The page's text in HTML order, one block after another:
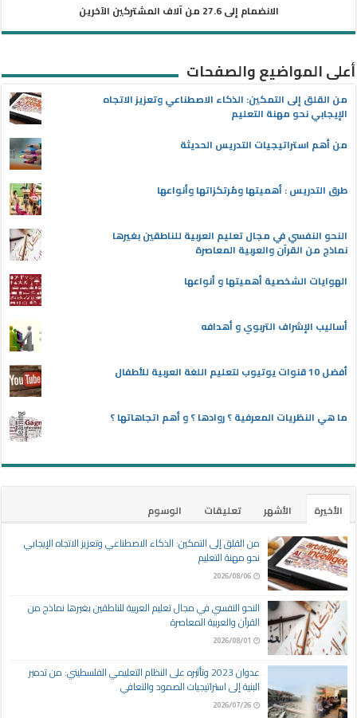
الانضمام إلى 27.6 من آلاف المشتركين الآخرين
أعلى المواضيع والصفحات
من القلق إلى التمكين: الذكاء الاصطناعي وتعزيز الاتجاه
الإيجابي نحو مهنة التعليم
من أهم استراتيجيات التدريس الحديثة
طرق التدريس : أهميتها ومُرتكزاتها وأنواعها
النحو النفسي في مجال تعليم العربية للناطقين بغيرها
نماذج من القرآن والعربية المعاصرة
الهوايات الشخصية أهميتها و أنواعها
أساليب الإشراف التربوي و أهدافه
أفضل 10 قنوات يوتيوب لتعليم اللغة العربية للأطفال
ما هي النظريات المعرفية ؟ روادها ؟ و أهم اتجاهاتها ؟
الأخيرة الأشهر تعليقات
الوسوم
من القلق إلى التمكين: الذكاء الاصطناعي وتعزيز الاتجاه الإيجابي
نحو مهنة التعليم
2026/08/06
النحو النفسي في مجال تعليم العربية للناطقين بغيرها نماذج من
القرآن والعربية المعاصرة
2026/08/01
عدوان 2023 وتأثيره على النظام التعليمي الفلسطيني: من تدمير
البنية إلى استراتيجيات الصمود والتعافي
2026/07/26